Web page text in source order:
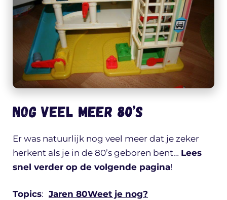
Nog veel meer 80’s
Er was natuurlijk nog veel meer dat je zeker
herkent als je in de 80’s geboren bent… Lees
snel verder op de volgende pagina!
Topics: Jaren 80Weet je nog?